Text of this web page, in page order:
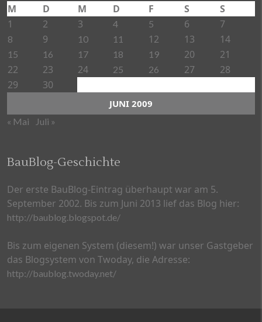
JUNI 2009
M D M D F S
S
1
2 3 4 5 6 7
8 9 10 11 12 13 14
15 16 17 18 19 20
21
22
23 24 25 26 27
28
29
30
« Mai Juli »
BauBlog-Geschichte
Der erste BauBlog-Eintrag überhaupt war am 5.
September 2002. Bis zum Juni 2013 lief das Blog hier:
http://baublog.blogspot.de/
Bis zum eigenen System (diesem!) war unser Gastgeber
das Blogsystem von Twoday, die Adresse:
http://baublog.twoday.net/